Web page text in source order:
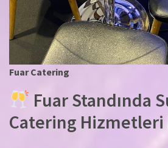
Fuar Catering
Fuar Standında
Catering